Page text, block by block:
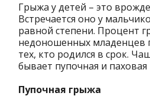
Грыжа у детей – это
Встречается оно у
равной степени. Процент
недоношенных младенцев
тех, кто родился в срок.
бывает пупочная и
Пупочная грыжа